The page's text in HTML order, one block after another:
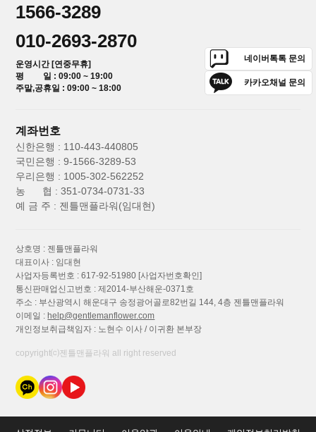
1566-3289
010-2693-2870
운영시간 [연중무휴]
평 일 : 09:00 ~ 19:00
주말,공휴일 : 09:00 ~ 18:00
네이버톡톡 문의
카카오채널 문의
계좌번호
신한은행 : 110-443-440805
국민은행 : 9-1566-3289-53
우리은행 : 1005-302-562252
농 협 : 351-0734-0731-33
예 금 주 : 젠틀맨플라워(임대현)
상호명 : 젠틀맨플라워
대표이사 : 임대현
사업자등록번호 : 617-92-51980 [사업자번호확인]
통신판매업신고번호 : 제2014-부산해운-0371호
주소 : 부산광역시 해운대구 송정광어골로82번길 144, 4층 젠틀맨플라워
이메일 :help@gentlemanflower.com
개인정보취급책임자 : 노현수 이사 / 이귀환 본부장
copyright⒞젠틀맨플라워 all right reserved